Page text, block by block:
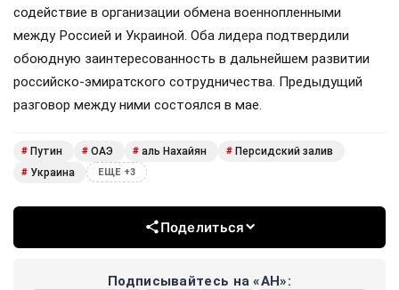
содействие в организации обмена военнопленными
между Россией и Украиной. Оба лидера подтвердили
обоюдную заинтересованность в дальнейшем развитии
российско-эмиратского сотрудничества. Предыдущий
разговор между ними состоялся в мае.
# Путин # ОАЭ # аль Нахайян # Персидский залив
# Украина ЕЩЕ +3
Поделиться
Подписывайтесь на «АН»: